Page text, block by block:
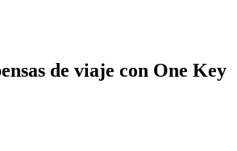
de viaje con One Key